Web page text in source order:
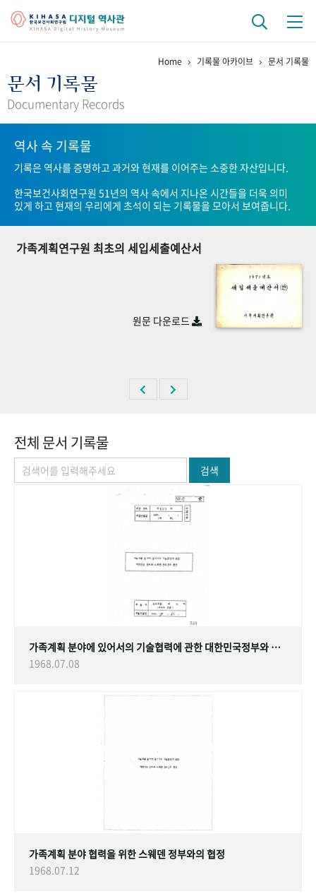
걸어온 길 기관 변천사
연구 역사
정책과 연구 키워드로 보는 연구 역사
연구자들
기록물 아카이브
사진 아카이브 문서 기록물 행정박물
숫자로 보는 50년 50+1주년 광장
Home 기록물 아카이브 문서 기록물
문서 기록물
Documentary Records
역사 속 기록물
기록은 역사를 증명하고 과거와 현재를 이어주는 소중한 자산입니다.
한국보건사회연구원 51년의 역사 속에서 지나온 시간들을 더욱 의미
있게 하고 현재의 우리에게 초석이 되는 기록물을 모아서 보여줍니다.
가족계획연구원 최초의 세입세출예산서
원문 다운로드
전체 문서 기록물
검색
가족계획 분야에 있어서의 기술협력에 관한 대한민국정부와 스웨덴 정부간의 협정
1968.07.08
가족계획 분야 협력을 위한 스웨덴 정부와의 협정
1968.07.12